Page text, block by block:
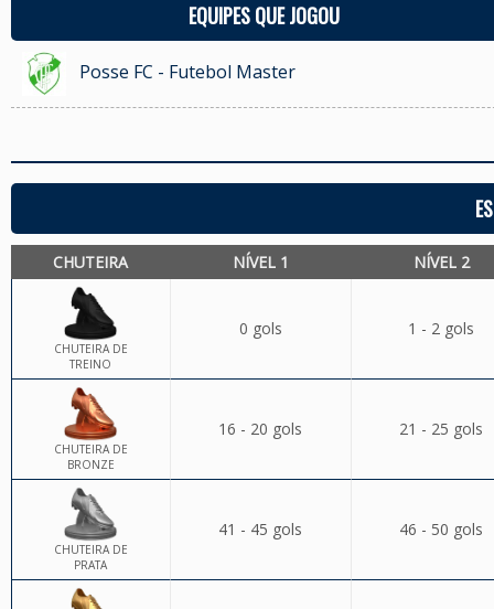
EQUIPES QUE JOGOU
Posse FC - Futebol Master
CHUTEIRA NÍVEL 1 NÍVEL 2
CHUTEIRA DE
TREINO
0 gols 1 - 2 gols
CHUTEIRA DE
BRONZE
16 - 20 gols 21 - 25 gols
CHUTEIRA DE
PRATA
41 - 45 gols 46 - 50 gols